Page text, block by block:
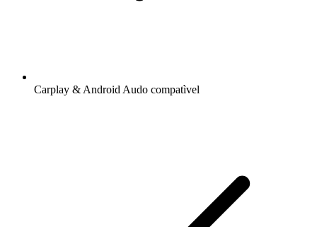
Carplay & Android Audo compatìvel